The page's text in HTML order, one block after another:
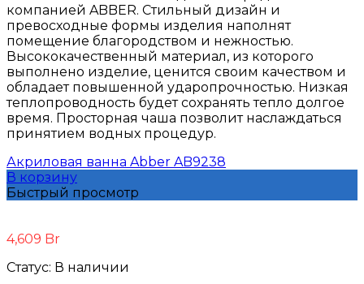
Cezares(25)
Clever(13)
Coliseum(25)
Deante(85)
Erlit(14)
Excellent(5)
Gemy(20)
Goldman(9)
Good Door(12)
Grohe(12)
iRegio(5)
Lavinia Boho
Lavinia Boho Set(0)
Wotte
компанией ABBER. Стильный дизайн и
превосходные формы изделия наполнят
помещение благородством и нежностью.
Высококачественный материал, из которого
выполнено изделие, ценится своим качеством и
обладает повышенной ударопрочностью. Низкая
теплопроводность будет сохранять тепло долгое
время. Просторная чаша позволит наслаждаться
принятием водных процедур.
Акриловая ванна Abber AB9238
В корзину
Быстрый просмотр
4,609 Br
Статус: В наличии